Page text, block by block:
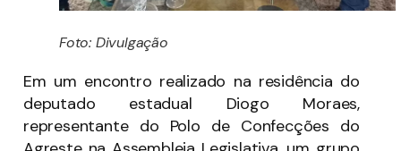
Foto: Divulgação
Em um encontro realizado na residência do
deputado estadual Diogo Moraes,
representante do Polo de Confecções do